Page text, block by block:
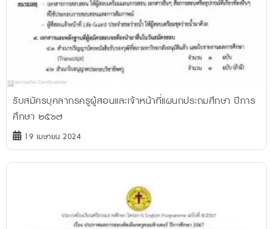
รับสมัครบุคลากรครูผู้สอนและเจ้าหน้าที่แผนกประถมศึกษา ปีการ
ศึกษา ๒๕๖๗
19 เมษายน 2024